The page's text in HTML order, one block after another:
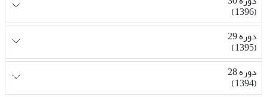
(1396)
دوره 29
(1395)
دوره 28
(1394)